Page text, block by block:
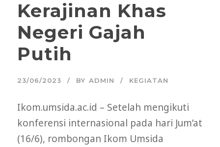
Kerajinan Khas
Negeri Gajah
Putih
23/06/2023 BY ADMIN KEGIATAN
Ikom.umsida.ac.id – Setelah mengikuti
konferensi internasional pada hari Jum’at
(16/6), rombongan Ikom Umsida